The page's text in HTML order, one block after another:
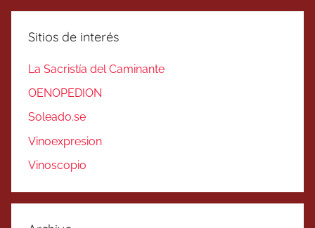
Sitios de interés
La Sacristía del Caminante
OENOPEDION
Soleado.se
Vinoexpresion
Vinoscopio